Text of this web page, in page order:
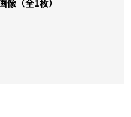
像（全1枚）